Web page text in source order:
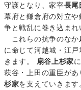
守護となり、家宰長尾
幕府と鎌倉府の対立
争と戦乱に巻き込まれ
これらの抗争のなか
に命じて河越城・江
きます。 扇谷上杉家
萩谷・上田の重臣が
杉家を支えていきます